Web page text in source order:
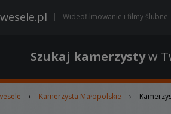
Wideofilmowanie i filmy ślubne
Szukaj kamerzystyw
› Kamerzysta Małopolskie ›